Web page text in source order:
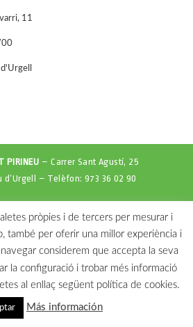
11
d'Urgell
PIRINEU – Carrer Sant Agustí, 25
d’Urgell – Telèfon: 973 36 02 90
pròpies i de tercers per mesurar i
també per oferir una millor experiència i
considerem que accepta la seva
la configuració i trobar més informació
al enllaç següent política de cookies.
Más información